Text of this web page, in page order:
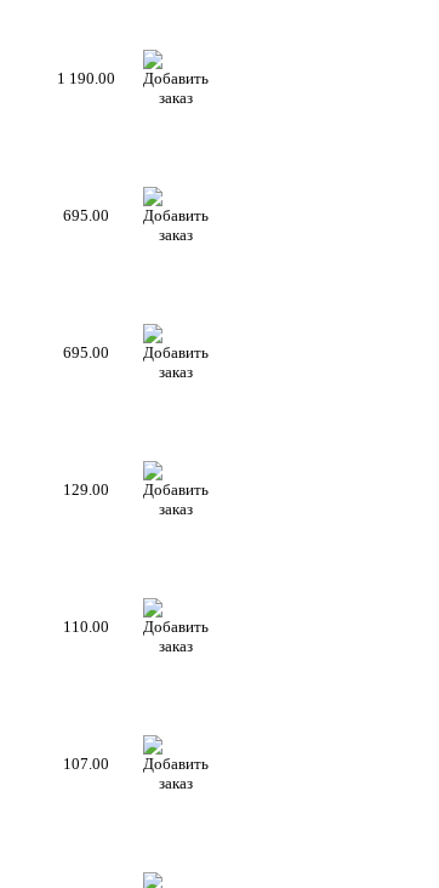
1 190.00
695.00
695.00
129.00
110.00
107.00